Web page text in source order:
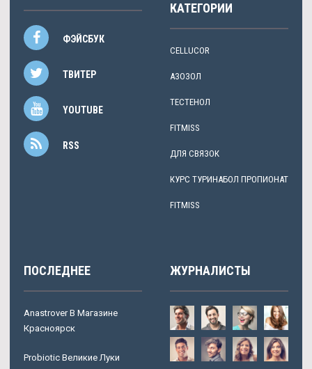
ФЭЙСБУК
ТВИТЕР
YOUTUBE
RSS
КАТЕГОРИИ
CELLUCOR
АЗОЗОЛ
ТЕСТЕНОЛ
FITMISS
ДЛЯ СВЯЗОК
КУРС ТУРИНАБОЛ ПРОПИОНАТ
FITMISS
ПОСЛЕДНЕЕ
Anastrover В Магазине
Красноярск
Probiotic Великие Луки
ЖУРНАЛИСТЫ